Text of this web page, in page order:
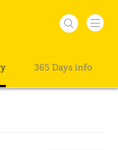
365 Days info